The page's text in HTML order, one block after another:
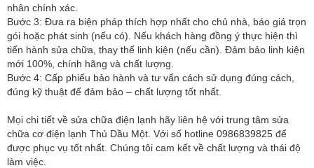
nhân chính xác.
Bước 3: Đưa ra biện pháp thích hợp nhất cho chủ nhà, báo giá trọn
gói hoặc phát sinh (nếu có). Nếu khách hàng đồng ý thực hiện thì
tiến hành sửa chữa, thay thế linh kiện (nếu cần). Đảm bảo linh kiện
mới 100%, chính hãng và chất lượng.
Bước 4: Cấp phiếu bảo hành và tư vấn cách sử dụng đúng cách,
đúng kỹ thuật để đảm bảo – chất lượng tốt nhất.
Mọi chi tiết về sửa chữa điện lạnh hãy liên hệ với trung tâm sửa
chữa cơ điện lạnh Thủ Dầu Một. Với số hotline 0986839825 để
được phục vụ tốt nhất. Chúng tôi cam kết về chất lượng và thái độ
làm việc.